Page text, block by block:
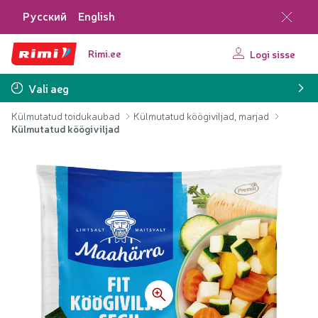
Русский English
Rimi.ee Logi sisse
Vali aeg
Külmutatud toidukaubad
Külmutatud köögiviljad, marjad
Külmutatud köögiviljad